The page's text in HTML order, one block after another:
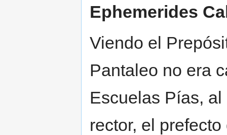
Ephemerides
Viendo el
Pantaleo no era
Escuelas Pías,
rector, el